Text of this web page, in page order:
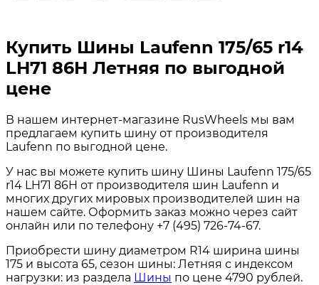
Купить Шины Laufenn 175/65 r14
LH71 86H Летняя по выгодной
цене
В нашем интернет-магазине RusWheels мы вам
предлагаем купить шину от производителя
Laufenn по выгодной цене.
У нас вы можете купить шину Шины Laufenn 175/65
r14 LH71 86H от производителя шин Laufenn и
многих других мировых производителей шин на
нашем сайте. Оформить заказ можно через сайт
онлайн или по телефону +7 (495) 726-74-67.
Приобрести шину диаметром R14 ширина шины
175 и высота 65, сезон шины: Летняя с индексом
нагрузки: из раздела Шины по цене 4790 рублей.